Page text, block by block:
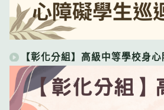
【彰化分組】高級中等學校身